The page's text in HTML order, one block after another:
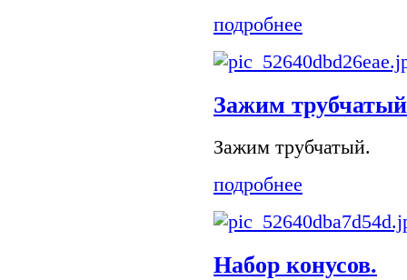
подробнее
Зажим
Зажим трубчатый.
подробнее
Набор конусов.